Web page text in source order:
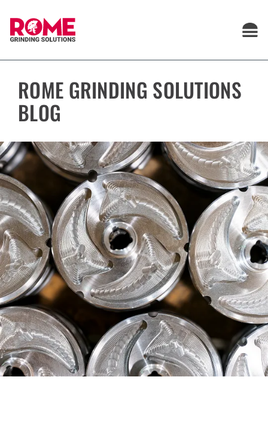
contenido
ROME GRINDING SOLUTIONS
BLOG